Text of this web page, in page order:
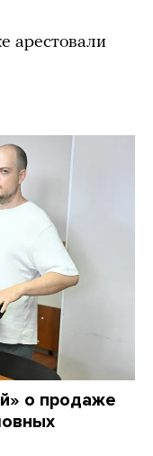
арестовали
о продаже